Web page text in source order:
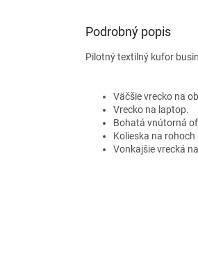
Podrobný popis
Pilotný textilný kufor
Väčšie vrecko na
Vrecko na laptop.
Bohatá vnútorná
Kolieska na
Vonkajšie vrecká